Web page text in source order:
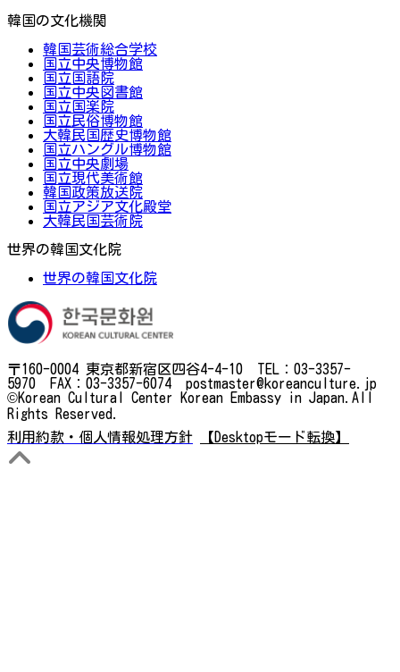
韓国の文化機関
韓国芸術総合学校
国立中央博物館
国立国語院
国立中央図書館
国立国楽院
国立民俗博物館
大韓民国歴史博物館
国立ハングル博物館
国立中央劇場
国立現代美術館
韓国政策放送院
国立アジア文化殿堂
大韓民国芸術院
世界の韓国文化院
世界の韓国文化院
〒160-0004 東京都新宿区四谷4-4-10 TEL：03-3357-
5970 FAX：03-3357-6074 postmaster@koreanculture.jp
©Korean Cultural Center Korean Embassy in Japan.All
Rights Reserved.
利用約款・個人情報処理方針
【Desktopモード転換】